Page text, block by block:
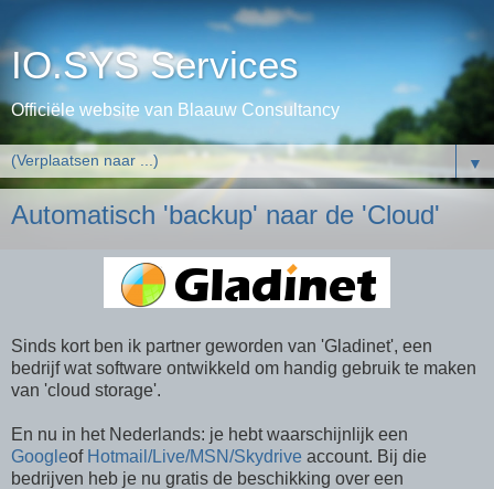
IO.SYS Services
Officiële website van Blaauw Consultancy
▼
Automatisch 'backup' naar de 'Cloud'
Sinds kort ben ik partner geworden van 'Gladinet', een
bedrijf wat software ontwikkeld om handig gebruik te maken
van 'cloud storage'.
En nu in het Nederlands: je hebt waarschijnlijk een
Googleof Hotmail/Live/MSN/Skydrive account. Bij die
bedrijven heb je nu gratis de beschikking over een